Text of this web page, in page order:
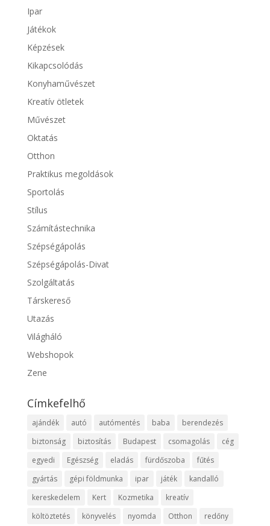
Ipar
Játékok
Képzések
Kikapcsolódás
Konyhaművészet
Kreatív ötletek
Művészet
Oktatás
Otthon
Praktikus megoldások
Sportolás
Stílus
Számítástechnika
Szépségápolás
Szépségápolás-Divat
Szolgáltatás
Társkereső
Utazás
Világháló
Webshopok
Zene
Címkefelhő
ajándék autó autómentés baba
berendezés
biztonság
biztosítás Budapest csomagolás
cég
egyedi
Egészség eladás fürdőszoba
fűtés
gyártás
gépi földmunka ipar játék
kandalló
kereskedelem
Kert Kozmetika
kreatív
költöztetés
könyvelés nyomda Otthon redőny